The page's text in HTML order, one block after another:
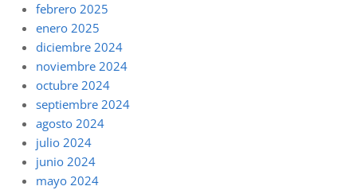
febrero 2025
enero 2025
diciembre 2024
noviembre 2024
octubre 2024
septiembre 2024
agosto 2024
julio 2024
junio 2024
mayo 2024